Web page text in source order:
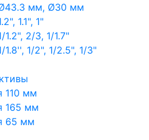
мм, Ø30 мм
1.1", 1"
2/3, 1/1.7"
1/2", 1/2.5", 1/3"
110 мм
165 мм
65 мм